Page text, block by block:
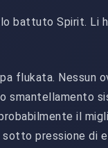
battuto Spirit. Li
flukata. Nessun
smantellamento
il
pressione di